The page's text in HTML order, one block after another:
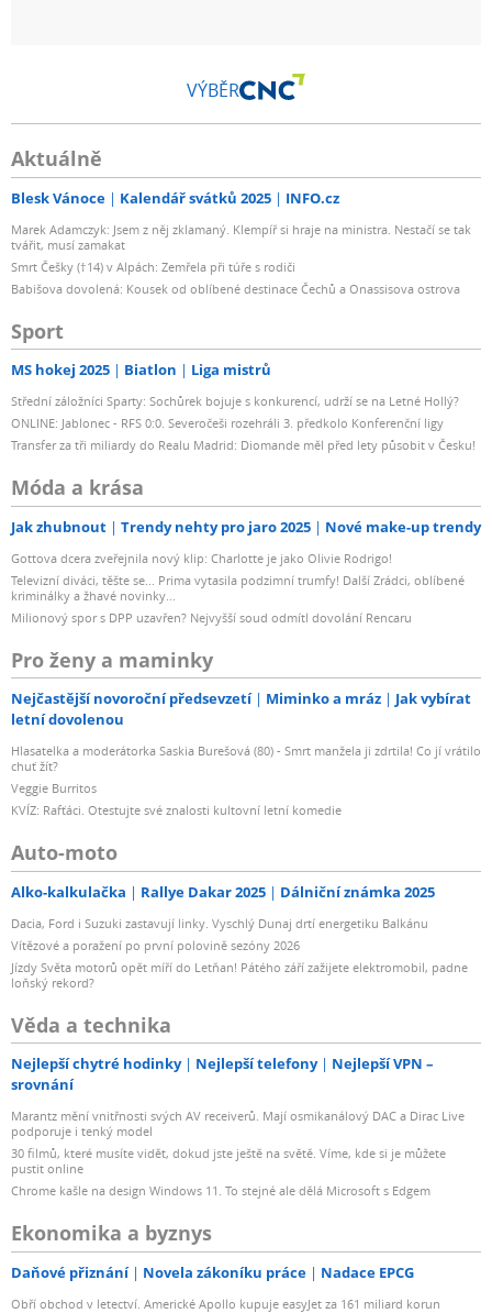
VÝBĚR
Aktuálně
Blesk Vánoce Kalendář svátků 2025 INFO.cz
Marek Adamczyk: Jsem z něj zklamaný. Klempíř si hraje na ministra. Nestačí se tak
tvářit, musí zamakat
Smrt Češky (†14) v Alpách: Zemřela při túře s rodiči
Babišova dovolená: Kousek od oblíbené destinace Čechů a Onassisova ostrova
Sport
MS hokej 2025 Biatlon Liga mistrů
Střední záložníci Sparty: Sochůrek bojuje s konkurencí, udrží se na Letné Hollý?
ONLINE: Jablonec - RFS 0:0. Severočeši rozehráli 3. předkolo Konferenční ligy
Transfer za tři miliardy do Realu Madrid: Diomande měl před lety působit v Česku!
Móda a krása
Jak zhubnout Trendy nehty pro jaro 2025 Nové make-up trendy
Gottova dcera zveřejnila nový klip: Charlotte je jako Olivie Rodrigo!
Televizní diváci, těšte se... Prima vytasila podzimní trumfy! Další Zrádci, oblíbené
kriminálky a žhavé novinky...
Milionový spor s DPP uzavřen? Nejvyšší soud odmítl dovolání Rencaru
Pro ženy a maminky
Nejčastější novoroční předsevzetí Miminko a mráz
Jak vybírat
letní dovolenou
Hlasatelka a moderátorka Saskia Burešová (80) - Smrt manžela ji zdrtila! Co jí vrátilo
chuť žít?
Veggie Burritos
KVÍZ: Rafťáci. Otestujte své znalosti kultovní letní komedie
Auto-moto
Alko-kalkulačka Rallye Dakar 2025 Dálniční známka 2025
Dacia, Ford i Suzuki zastavují linky. Vyschlý Dunaj drtí energetiku Balkánu
Vítězové a poražení po první polovině sezóny 2026
Jízdy Světa motorů opět míří do Letňan! Pátého září zažijete elektromobil, padne
loňský rekord?
Věda a technika
Nejlepší chytré hodinky Nejlepší telefony
Nejlepší VPN –
srovnání
Marantz mění vnitřnosti svých AV receiverů. Mají osmikanálový DAC a Dirac Live
podporuje i tenký model
30 filmů, které musíte vidět, dokud jste ještě na světě. Víme, kde si je můžete
pustit online
Chrome kašle na design Windows 11. To stejné ale dělá Microsoft s Edgem
Ekonomika a byznys
Daňové přiznání Novela zákoníku práce Nadace EPCG
Obří obchod v letectví. Americké Apollo kupuje easyJet za 161 miliard korun